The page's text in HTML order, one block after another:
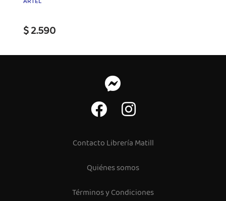
$ 2.590
Contacto Librería Matill
Quiénes somos
Términos y Condiciones